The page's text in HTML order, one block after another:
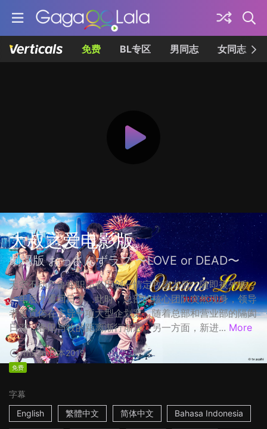
免费 BL专区 男同志 女同志
大叔之爱电影版
劇場版 おっさんずラブ 〜LOVE or DEAD〜
天空不动产鲁蛇职员春田创一情定牧凌太后，随即被外派，
一年后才重回日本。此时，总部的核心团队突然现身，领导
者更宣佈在主导一项大型企划案，随着总部和营业部的隔阂
日深，春田与牧的距离渐行渐远。另一方面，新进... More
1h53m日本2019
免费
字幕
English
繁體中文 简体中文 Bahasa Indonesia